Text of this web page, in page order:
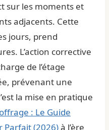
sur les moments et
adjacents. Cette
jours, prend
L’action corrective
de l’étage
prévenant une
la mise en pratique
: Le Guide
Parfait (2026)à l’ère